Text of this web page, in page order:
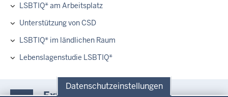
Datenschutzeinstellungen
LSBTIQ* am Arbeitsplatz
Unterstützung von CSD
LSBTIQ* im ländlichen Raum
Lebenslagenstudie LSBTIQ*